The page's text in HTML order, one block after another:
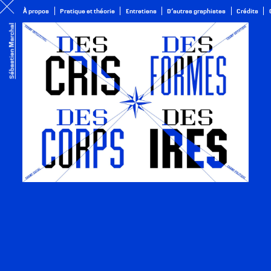
Sébastien Marchal
À propos Pratique et théorie Entretiens D’autres graphistes Crédits